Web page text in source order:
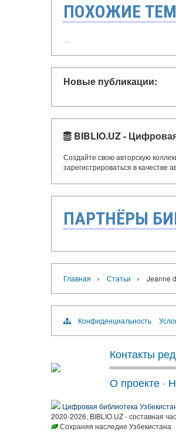
ПОХОЖИЕ
Новые публикации:
BIBLIO.UZ -
Создайте свою авторскую
зарегистрироваться в качестве
ПАРТНЁРЫ
Главная › Статьи › Jeanne
Конфиденциальность
Контакты
О проекте ·
Цифровая библиотека
2020-2026, BIBLIO.UZ - составная
Сохраняя наследие Узбекистана